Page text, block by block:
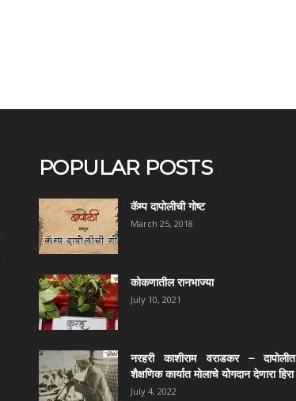
POPULAR POSTS
कॅम्प दापोलीची गोष्ट
March 25, 2018
कोकणातील रानभाज्या
July 10, 2021
नरहरी काशीराम वराडकर – दापोलीत
शैक्षणिक कार्यात मोलाचे योगदान देणारा हिरा
July 4, 2022